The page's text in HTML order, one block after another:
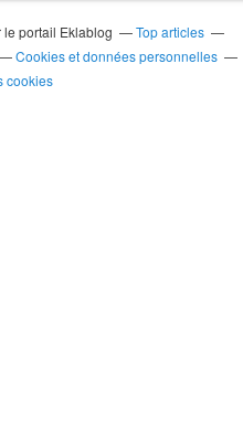
le portail Eklablog
Top articles
Cookies et données personnelles
cookies